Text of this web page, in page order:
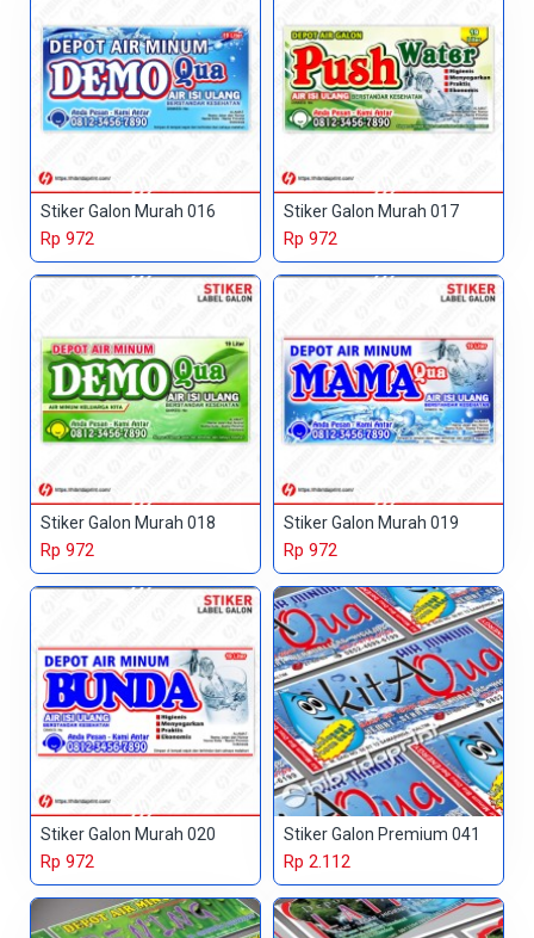
Stiker Galon Murah 016
Rp 972
Stiker Galon Murah 017
Rp 972
Stiker Galon Murah 018
Rp 972
Stiker Galon Murah 019
Rp 972
Stiker Galon Murah 020
Rp 972
Stiker Galon Premium 041
Rp 2.112